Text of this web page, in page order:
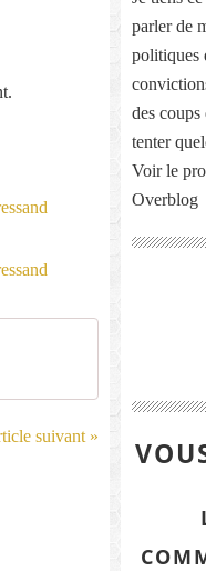
suivant »
parler de
politiques
des
tenter
Voir le
Overblog